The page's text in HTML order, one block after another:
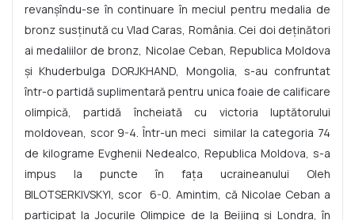
revanșîndu-se în continuare în meciul pentru medalia de
bronz susținută cu Vlad Caras, România. Cei doi deținători
ai medaliilor de bronz, Nicolae Ceban, Republica Moldova
și Khuderbulga DORJKHAND, Mongolia, s-au confruntat
într-o partidă suplimentară pentru unica foaie de calificare
olimpică, partidă încheiată cu victoria luptătorului
moldovean, scor 9-4. Într-un meci similar la categoria 74
de kilograme Evghenii Nedealco, Republica Moldova, s-a
impus la puncte în fața ucraineanului Oleh
BILOTSERKIVSKYI, scor 6-0. Amintim, că Nicolae Ceban a
participat la Jocurile Olimpice de la Beijing și Londra, în